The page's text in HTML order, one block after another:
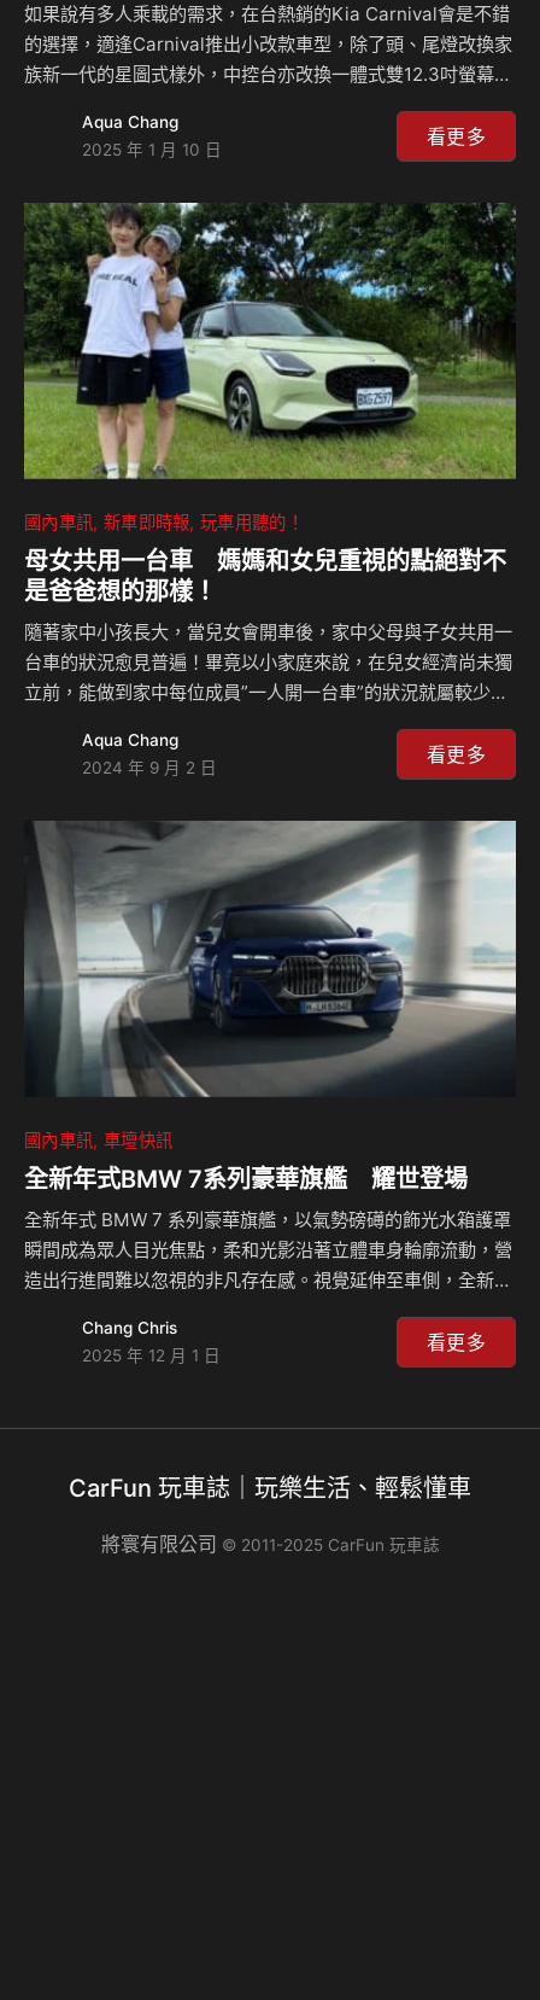
如果說有多人乘載的需求，在台熱銷的Kia Carnival會是不錯
的選擇，適逢Carnival推出小改款車型，除了頭、尾燈改換家
族新一代的星圖式樣外，中控台亦改換一體式雙12.3吋螢幕。
小，動力操控ok嗎？來聽麥克和島叔怎麼說？ 相關新聞：
Aqua Chang
2025 年 1 月 10 日
看更多
國內車訊 新車即時報 玩車用聽的！
母女共用一台車 媽媽和女兒重視的點絕對不
是爸爸想的那樣！
隨著家中小孩長大，當兒女會開車後，家中父母與子女共用一
台車的狀況愈見普遍！畢竟以小家庭來說，在兒女經濟尚未獨
立前，能做到家中每位成員”一人開一台車”的狀況就屬較少
好。為了了解兩世代人對購買新車Care的重點各是哪些，此
次企畫特別找來即將換購新車的母女May & Barbie，媽媽要
最符合價格需求，於是此企畫特別商借該車讓May & Barbie
試駕。透過試駕後採訪，將清楚呈現兩世代人購車時在看法上
有著不小的差異。另外，各位好爸爸們也可以透過採訪內容，
體認到家中女…
Aqua Chang
2024 年 9 月 2 日
看更多
國內車訊 車壇快訊
全新年式BMW 7系列豪華旗艦 耀世登場
全新年式 BMW 7 系列豪華旗艦，以氣勢磅礡的飾光水箱護罩
瞬間成為眾人目光焦點，柔和光影沿著立體車身輪廓流動，營
造出行進間難以忽視的非凡存在感。視覺延伸至車側，全新分
織出層次豐富的光影語彙，而獨具節奏感的「HEARTBEAT」
方向燈，則為整體注入富含情感的科技美學，使氣場更顯沉穩
Hofmeister Kink 倒勾設計，勾勒出兼具優雅與氣宇非凡的車
健的旗艦比例。 全新年式BMW 7系列推出735i M Editio…
Chang Chris
2025 年 12 月 1 日
看更多
CarFun 玩車誌｜玩樂生活、輕鬆懂車
將寰有限公司 © 2011-2025 CarFun 玩車誌